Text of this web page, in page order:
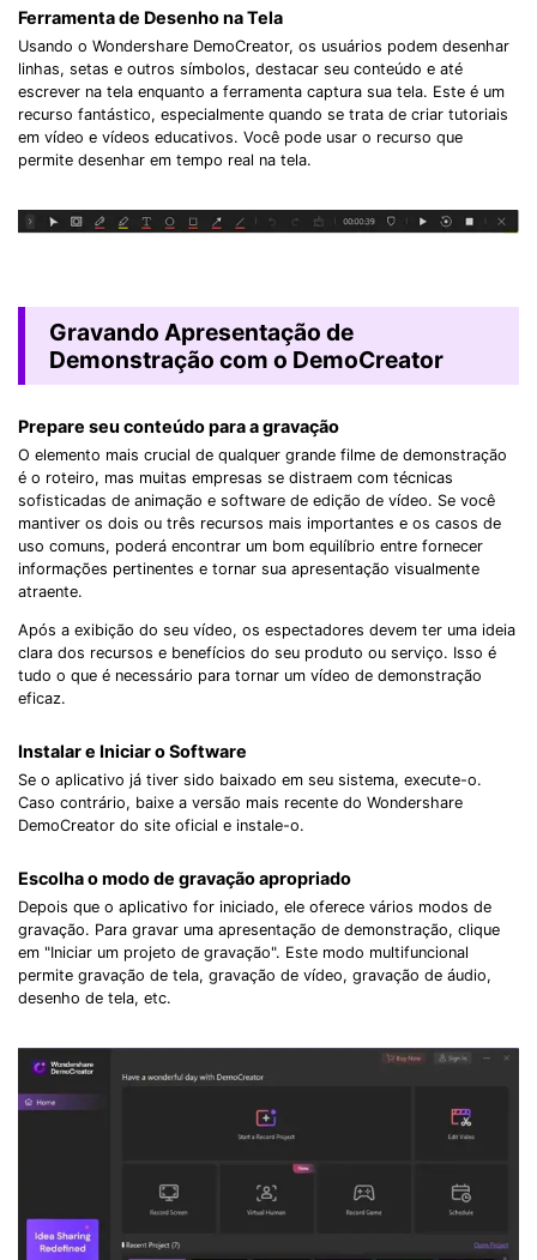
Ferramenta de Desenho na Tela
Usando o Wondershare DemoCreator, os usuários podem desenhar
linhas, setas e outros símbolos, destacar seu conteúdo e até
escrever na tela enquanto a ferramenta captura sua tela. Este é um
recurso fantástico, especialmente quando se trata de criar tutoriais
em vídeo e vídeos educativos. Você pode usar o recurso que
permite desenhar em tempo real na tela.
Gravando Apresentação de
Demonstração com o DemoCreator
Prepare seu conteúdo para a gravação
O elemento mais crucial de qualquer grande filme de demonstração
é o roteiro, mas muitas empresas se distraem com técnicas
sofisticadas de animação e software de edição de vídeo. Se você
mantiver os dois ou três recursos mais importantes e os casos de
uso comuns, poderá encontrar um bom equilíbrio entre fornecer
informações pertinentes e tornar sua apresentação visualmente
atraente.
Após a exibição do seu vídeo, os espectadores devem ter uma ideia
clara dos recursos e benefícios do seu produto ou serviço. Isso é
tudo o que é necessário para tornar um vídeo de demonstração
eficaz.
Instalar e Iniciar o Software
Se o aplicativo já tiver sido baixado em seu sistema, execute-o.
Caso contrário, baixe a versão mais recente do Wondershare
DemoCreator do site oficial e instale-o.
Escolha o modo de gravação apropriado
Depois que o aplicativo for iniciado, ele oferece vários modos de
gravação. Para gravar uma apresentação de demonstração, clique
em "Iniciar um projeto de gravação". Este modo multifuncional
permite gravação de tela, gravação de vídeo, gravação de áudio,
desenho de tela, etc.